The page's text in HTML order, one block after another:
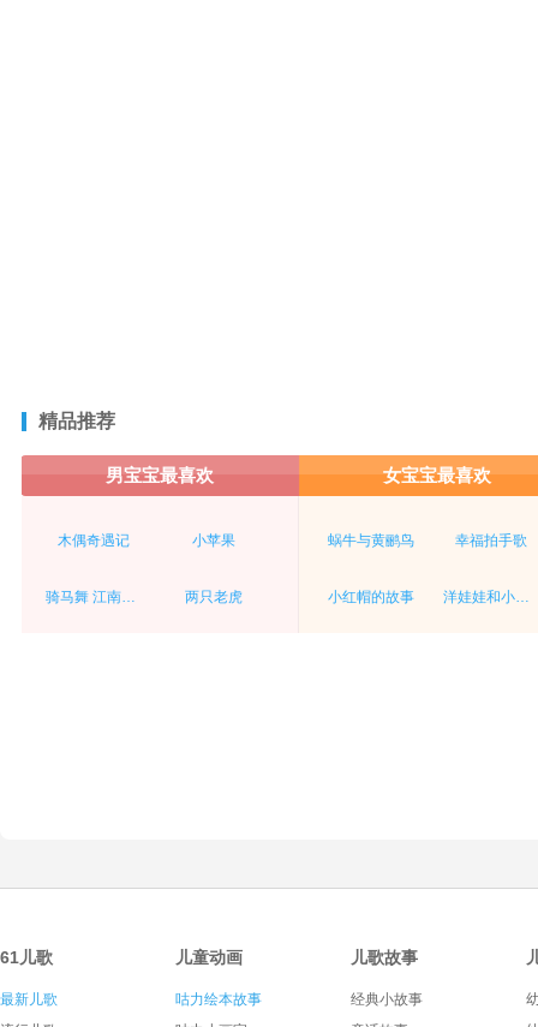
精品推荐
男宝宝最喜欢 女宝宝最喜欢
木偶奇遇记 小苹果
骑马舞 江南style 两只老虎
蜗牛与黄鹂鸟 幸福拍手歌
小红帽的故事 洋娃娃和小熊跳舞
61儿歌
最新儿歌
儿童动画
咕力绘本故事
儿歌故事
经典小故事